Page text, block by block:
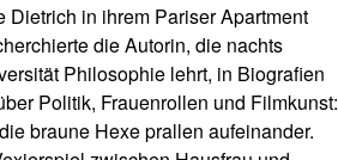
Dietrich in ihrem Pariser Apartment
die Autorin, die nachts
Philosophie lehrt, in Biografien
Politik, Frauenrollen und Filmkunst:
braune Hexe prallen aufeinander.